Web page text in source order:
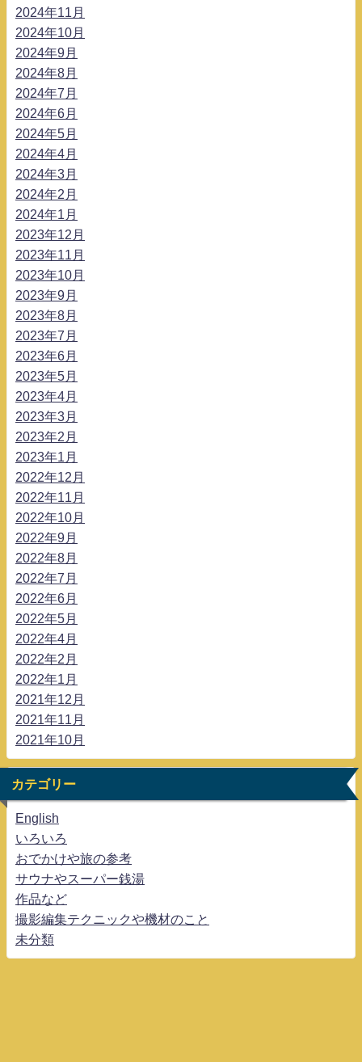
2024年11月
2024年10月
2024年9月
2024年8月
2024年7月
2024年6月
2024年5月
2024年4月
2024年3月
2024年2月
2024年1月
2023年12月
2023年11月
2023年10月
2023年9月
2023年8月
2023年7月
2023年6月
2023年5月
2023年4月
2023年3月
2023年2月
2023年1月
2022年12月
2022年11月
2022年10月
2022年9月
2022年8月
2022年7月
2022年6月
2022年5月
2022年4月
2022年2月
2022年1月
2021年12月
2021年11月
2021年10月
カテゴリー
English
いろいろ
おでかけや旅の参考
サウナやスーパー銭湯
作品など
撮影編集テクニックや機材のこと
未分類